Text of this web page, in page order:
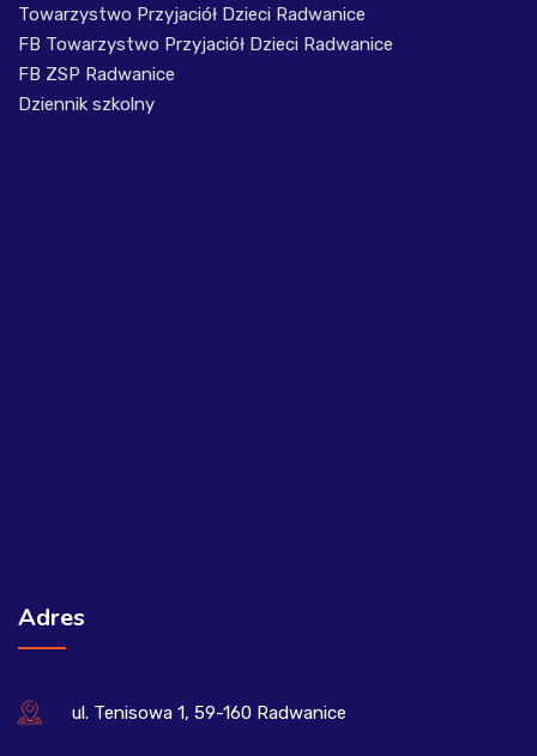
Towarzystwo Przyjaciół Dzieci Radwanice
FB Towarzystwo Przyjaciół Dzieci Radwanice
FB ZSP Radwanice
Dziennik szkolny
Adres
ul. Tenisowa 1, 59-160 Radwanice